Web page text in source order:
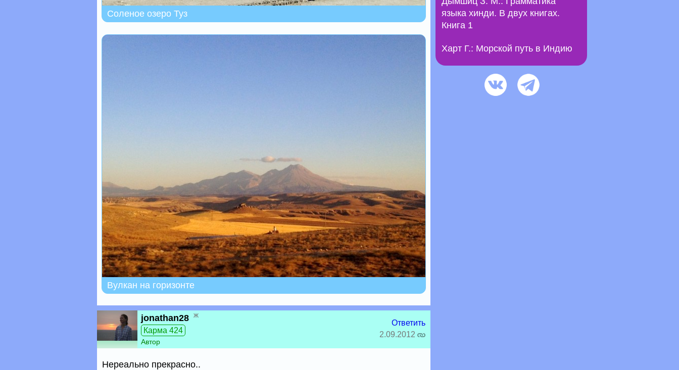
Соленое озеро Туз
Вулкан на горизонте
jonathan28 ж
Карма 424
Автор
Ответить
2.09.2012
Нереально прекрасно..
языка хинди. В двух книгах.
Книга 1
Харт Г.: Морской путь в Индию